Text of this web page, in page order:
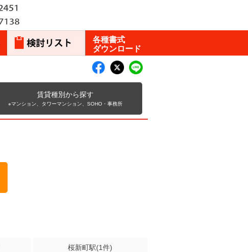
各種書式
ダウンロード
賃貸種別から探す
※マンション、タワーマンション、SOHO・事務所
桜新町駅(1件)